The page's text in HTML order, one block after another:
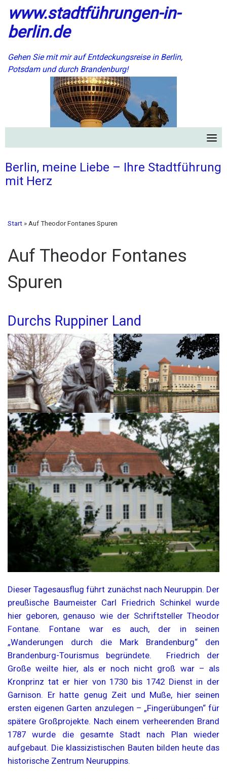
Skip
content
www.stadtführungen-in-
berlin.de
Gehen Sie mit mir auf Entdeckungsreise in Berlin,
Potsdam und durch Brandenburg!
Berlin, meine Liebe – Ihre Stadtführung
mit Herz
Start » Auf Theodor Fontanes Spuren
Auf Theodor Fontanes
Spuren
Durchs Ruppiner Land
Dieser Tagesausflug führt zunächst nach Neuruppin. Der
preußische Baumeister Carl Friedrich Schinkel wurde
hier geboren, genauso wie der Schriftsteller Theodor
Fontane. Fontane war es auch, der in seinen
„Wanderungen durch die Mark Brandenburg“ den
Brandenburg-Tourismus begründete. Friedrich der
Große weilte hier, als er noch nicht groß war – als
Kronprinz tat er hier von 1730 bis 1742 Dienst in der
Garnison. Er hatte genug Zeit und Muße, hier seinen
ersten eigenen Garten anzulegen – „Fingerübungen“ für
spätere Großprojekte. Nach einem verheerenden Brand
1787 wurde die gesamte Stadt nach Plan wieder
aufgebaut. Die klassizistischen Bauten bilden heute das
historische Zentrum Neuruppins.